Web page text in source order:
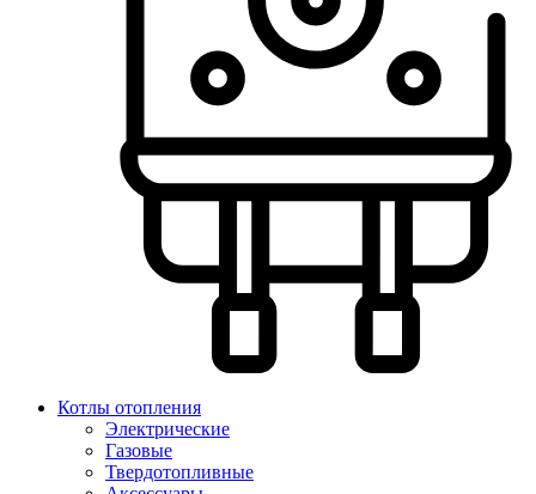
Котлы отопления
Электрические
Газовые
Твердотопливные